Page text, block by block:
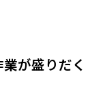
が盛りだく